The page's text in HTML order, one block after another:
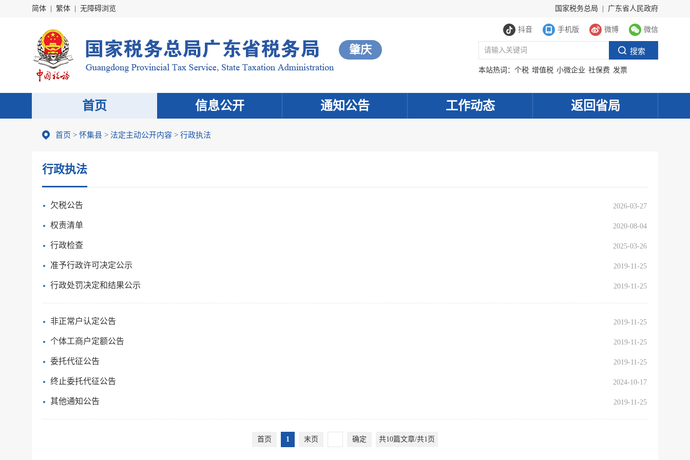
简体 繁体 无障碍浏览 国家税务总局 广东省人民政府
抖音 手机版 微博 微信
肇庆
本站热词： 个税 增值税 小微企业 社保费 发票
首页 信息公开 通知公告 工作动态 返回省局
首页 > 怀集县 > 法定主动公开内容 > 行政执法
行政执法
欠税公告 2026-03-27
权责清单 2020-08-04
行政检查 2025-03-26
准予行政许可决定公示 2019-11-25
行政处罚决定和结果公示 2019-11-25
非正常户认定公告 2019-11-25
个体工商户定额公告 2019-11-25
委托代征公告 2019-11-25
终止委托代征公告 2024-10-17
其他通知公告 2019-11-25
首页 1 末页 确定 共10篇文章/共1页